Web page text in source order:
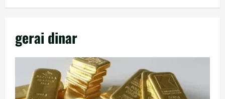
gerai dinar